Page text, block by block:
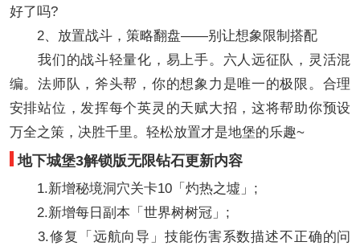
好了吗?
2、放置战斗，策略翻盘——别让想象限制搭配
我们的战斗轻量化，易上手。六人远征队，灵活混
编。法师队，斧头帮，你的想象力是唯一的极限。合理
安排站位，发挥每个英灵的天赋大招，这将帮助你预设
万全之策，决胜千里。轻松放置才是地堡的乐趣~
地下城堡3解锁版无限钻石更新内容
1.新增秘境洞穴关卡10「灼热之墟」;
2.新增每日副本「世界树树冠」;
3.修复「远航向导」技能伤害系数描述不正确的问